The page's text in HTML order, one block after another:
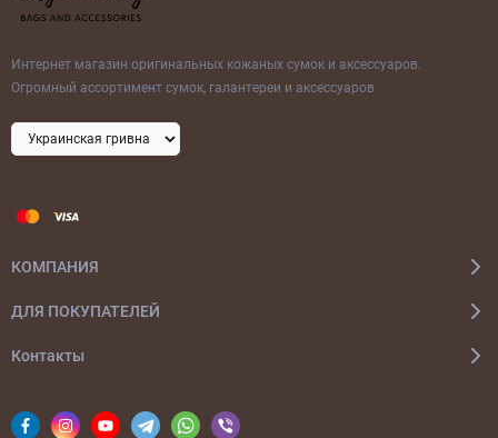
Интернет магазин оригинальных кожаных сумок и аксессуаров.
Огромный ассортимент сумок, галантереи и аксессуаров
КОМПАНИЯ
ДЛЯ ПОКУПАТЕЛЕЙ
Контакты